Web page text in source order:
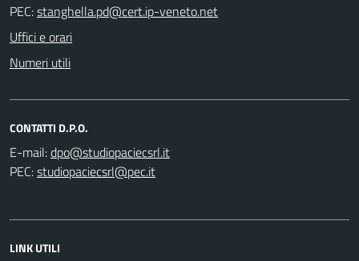
PEC:
Uffici e orari
Numeri utili
CONTATTI D.P.O.
E-mail:
PEC:
LINK UTILI